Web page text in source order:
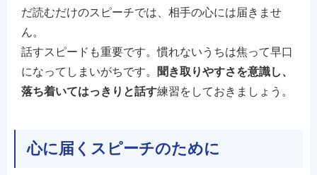
だ読むだけのスピーチでは、相手の心には届きませ
ん。
話すスピードも重要です。慣れないうちは焦って早口
になってしまいがちです。
聞き取りやすさを意識し、
落ち着いてはっきりと話す練習をしておきましょう。
心に届くスピーチのために